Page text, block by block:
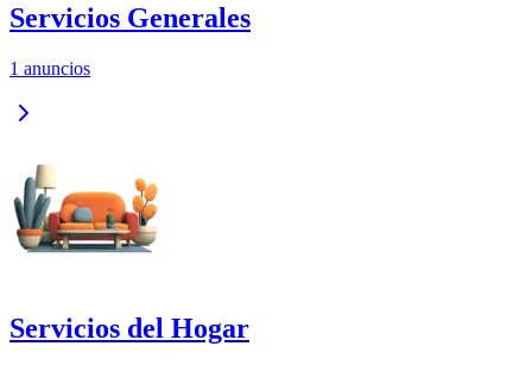
Servicios Generales
1 anuncios
Servicios del Hogar